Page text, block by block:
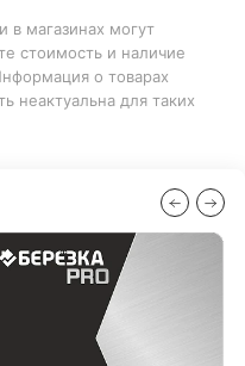
в магазинах могут
стоимость и наличие
о товарах
неактуальна для таких